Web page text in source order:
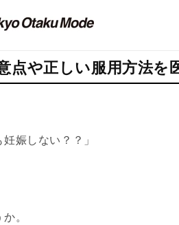
点や正しい服用方法を
娠しない？？」
。